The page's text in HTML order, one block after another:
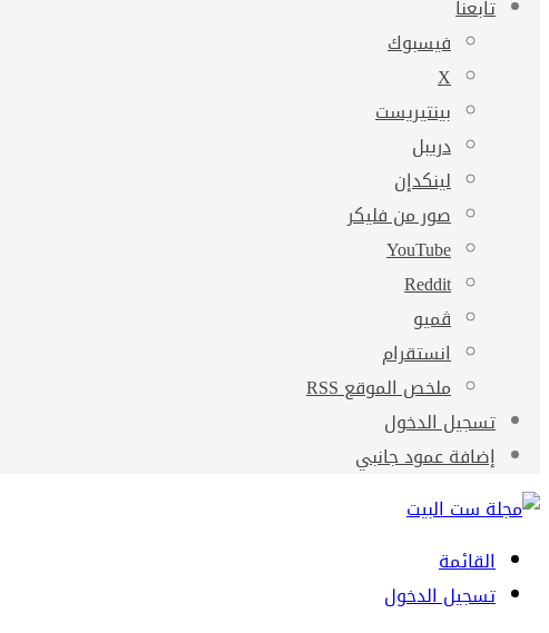
تابعنا
فيسبوك
‫X
بينتيريست
دريبل
لينكدإن
صور من فليكر
‫YouTube
ڤميو
انستقرام
ملخص الموقع RSS
تسجيل الدخول
إضافة عمود جانبي
القائمة
تسجيل الدخول